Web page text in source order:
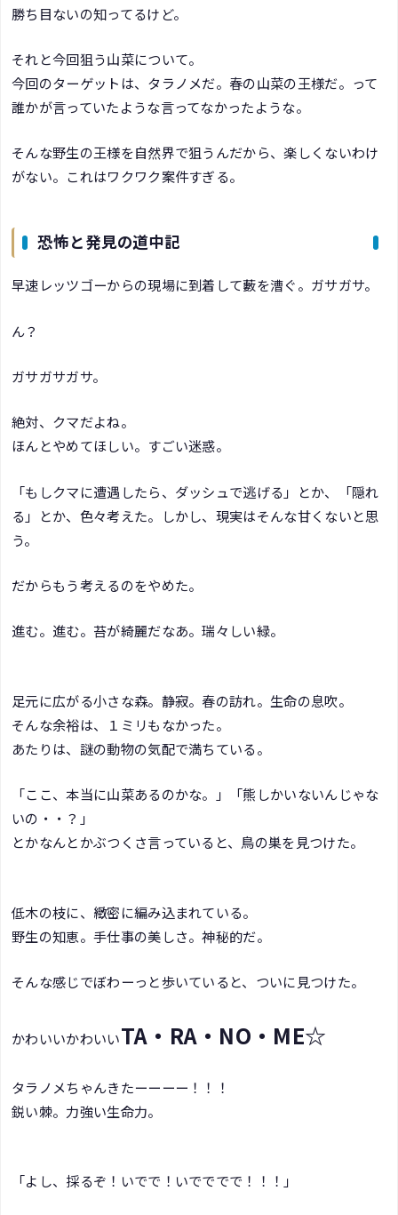
勝ち目ないの知ってるけど。
それと今回狙う山菜について。
今回のターゲットは、タラノメだ。春の山菜の王様だ。って
誰かが言っていたような言ってなかったような。
そんな野生の王様を自然界で狙うんだから、楽しくないわけ
がない。これはワクワク案件すぎる。
恐怖と発見の道中記
早速レッツゴーからの現場に到着して藪を漕ぐ。ガサガサ。
ん？
ガサガサガサ。
絶対、クマだよね。
ほんとやめてほしい。すごい迷惑。
「もしクマに遭遇したら、ダッシュで逃げる」とか、「隠れ
る」とか、色々考えた。しかし、現実はそんな甘くないと思
う。
だからもう考えるのをやめた。
進む。進む。苔が綺麗だなあ。瑞々しい緑。
足元に広がる小さな森。静寂。春の訪れ。生命の息吹。
そんな余裕は、１ミリもなかった。
あたりは、謎の動物の気配で満ちている。
「ここ、本当に山菜あるのかな。」「熊しかいないんじゃな
いの・・？」
とかなんとかぶつくさ言っていると、鳥の巣を見つけた。
低木の枝に、緻密に編み込まれている。
野生の知恵。手仕事の美しさ。神秘的だ。
そんな感じでぼわーっと歩いていると、ついに見つけた。
かわいいかわいいTA・RA・NO・ME☆
タラノメちゃんきたーーーー！！！
鋭い棘。力強い生命力。
「よし、採るぞ！いでで！いでででで！！！」